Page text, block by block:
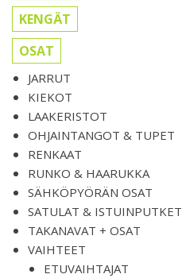
KENGÄT
OSAT
JARRUT
KIEKOT
LAAKERISTOT
OHJAINTANGOT & TUPET
RENKAAT
RUNKO & HAARUKKA
SÄHKÖPYÖRÄN OSAT
SATULAT & ISTUINPUTKET
TAKANAVAT + OSAT
VAIHTEET
ETUVAIHTAJAT